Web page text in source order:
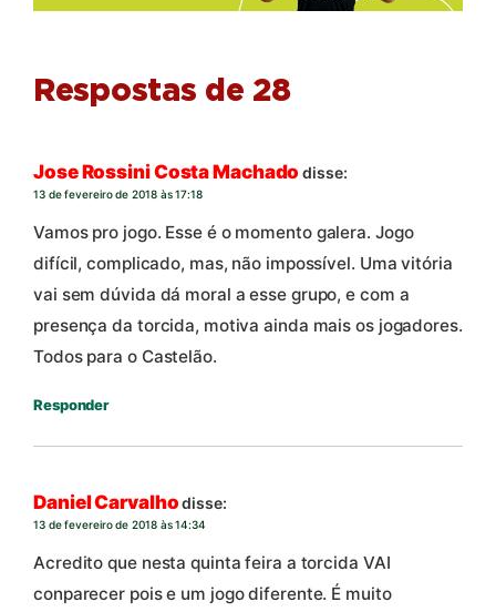
Respostas de 28
Jose Rossini Costa Machado disse:
13 de fevereiro de 2018 às 17:18
Vamos pro jogo. Esse é o momento galera. Jogo
difícil, complicado, mas, não impossível. Uma vitória
vai sem dúvida dá moral a esse grupo, e com a
presença da torcida, motiva ainda mais os jogadores.
Todos para o Castelão.
Responder
Daniel Carvalho disse:
13 de fevereiro de 2018 às 14:34
Acredito que nesta quinta feira a torcida VAI
conparecer pois e um jogo diferente. É muito